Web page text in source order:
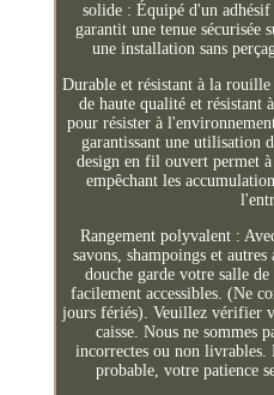
solide : Équipé d'un adhésif
garantit une tenue
une installation sans
Durable et résistant à la
de haute qualité et résistant
pour résister à
garantissant une utilisation
design en fil ouvert permet
empêchant les
Rangement polyvalent :
savons, shampoings et
douche garde votre salle
facilement accessibles. (Ne
jours fériés). Veuillez vérifier
caisse. Nous ne sommes
incorrectes ou non livrables.
probable, votre patience